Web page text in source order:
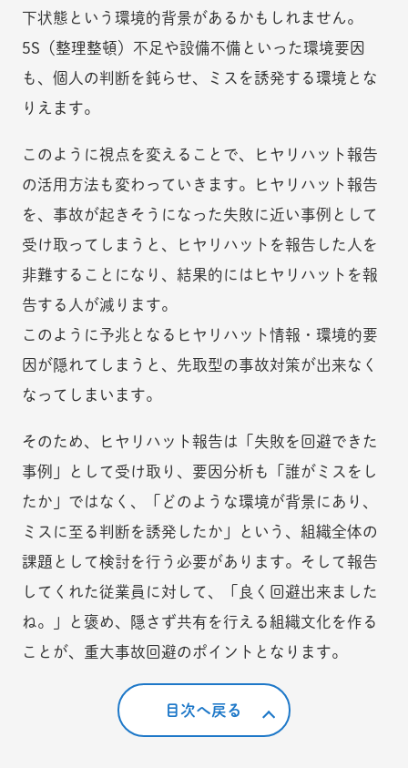
下状態という環境的背景があるかもしれません。
5S（整理整頓）不足や設備不備といった環境要因
も、個人の判断を鈍らせ、ミスを誘発する環境とな
りえます。
このように視点を変えることで、ヒヤリハット報告
の活用方法も変わっていきます。ヒヤリハット報告
を、事故が起きそうになった失敗に近い事例として
受け取ってしまうと、ヒヤリハットを報告した人を
非難することになり、結果的にはヒヤリハットを報
告する人が減ります。
このように予兆となるヒヤリハット情報・環境的要
因が隠れてしまうと、先取型の事故対策が出来なく
なってしまいます。
そのため、ヒヤリハット報告は「失敗を回避できた
事例」として受け取り、要因分析も「誰がミスをし
たか」ではなく、「どのような環境が背景にあり、
ミスに至る判断を誘発したか」という、組織全体の
課題として検討を行う必要があります。そして報告
してくれた従業員に対して、「良く回避出来ました
ね。」と褒め、隠さず共有を行える組織文化を作る
ことが、重大事故回避のポイントとなります。
目次へ戻る